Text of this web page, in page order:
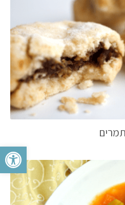
פתח